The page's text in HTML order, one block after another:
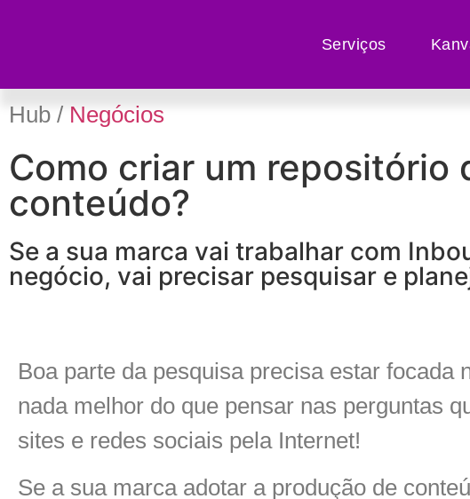
Serviços
Hub / Negócios
Como criar um repositório
conteúdo?
Se a sua marca vai trabalhar com
negócio, vai precisar pesquisar e
Boa parte da pesquisa precisa estar
nada melhor do que pensar nas perguntas
sites e redes sociais pela Internet!
Se a sua marca adotar a produção de